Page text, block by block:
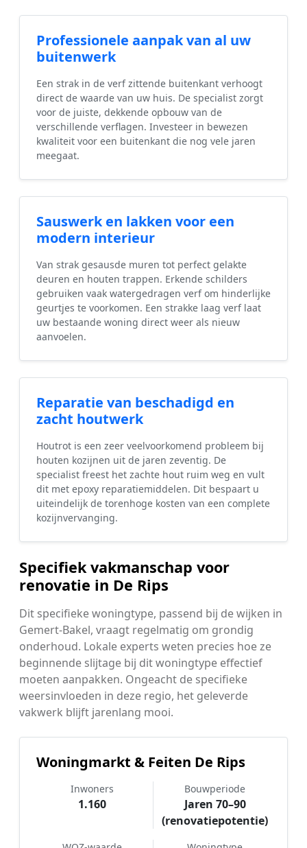
Professionele aanpak van al uw
buitenwerk
Een strak in de verf zittende buitenkant verhoogt
direct de waarde van uw huis. De specialist zorgt
voor de juiste, dekkende opbouw van de
verschillende verflagen. Investeer in bewezen
kwaliteit voor een buitenkant die nog vele jaren
meegaat.
Sauswerk en lakken voor een
modern interieur
Van strak gesausde muren tot perfect gelakte
deuren en houten trappen. Erkende schilders
gebruiken vaak watergedragen verf om hinderlijke
geurtjes te voorkomen. Een strakke laag verf laat
uw bestaande woning direct weer als nieuw
aanvoelen.
Reparatie van beschadigd en
zacht houtwerk
Houtrot is een zeer veelvoorkomend probleem bij
houten kozijnen uit de jaren zeventig. De
specialist freest het zachte hout ruim weg en vult
dit met epoxy reparatiemiddelen. Dit bespaart u
uiteindelijk de torenhoge kosten van een complete
kozijnvervanging.
Specifiek vakmanschap voor
renovatie in De Rips
Dit specifieke woningtype, passend bij de wijken in
Gemert-Bakel, vraagt regelmatig om grondig
onderhoud. Lokale experts weten precies hoe ze
beginnende slijtage bij dit woningtype effectief
moeten aanpakken. Ongeacht de specifieke
weersinvloeden in deze regio, het geleverde
vakwerk blijft jarenlang mooi.
Woningmarkt & Feiten De Rips
Inwoners
1.160
Bouwperiode
Jaren 70–90
(renovatiepotentie)